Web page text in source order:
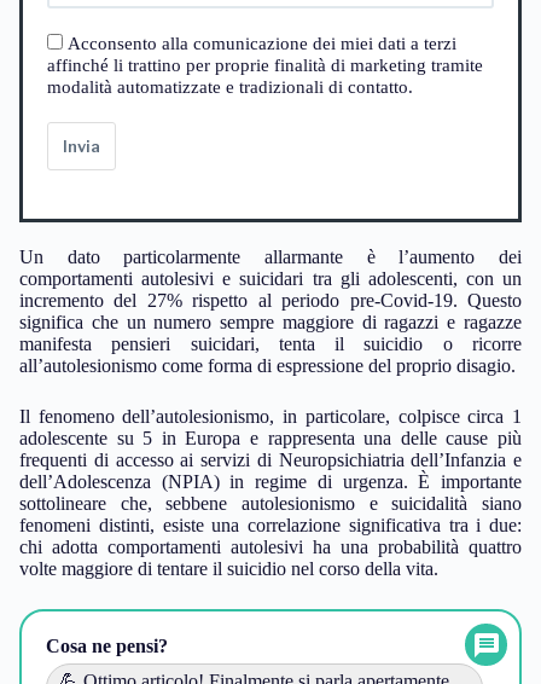
Acconsento alla comunicazione dei miei dati a terzi
affinché li trattino per proprie finalità di marketing tramite
modalità automatizzate e tradizionali di contatto.
Invia
Un dato particolarmente allarmante è l’aumento dei
comportamenti autolesivi e suicidari tra gli adolescenti, con un
incremento del 27% rispetto al periodo pre-Covid-19. Questo
significa che un numero sempre maggiore di ragazzi e ragazze
manifesta pensieri suicidari, tenta il suicidio o ricorre
all’autolesionismo come forma di espressione del proprio disagio.
Il fenomeno dell’autolesionismo, in particolare, colpisce circa 1
adolescente su 5 in Europa e rappresenta una delle cause più
frequenti di accesso ai servizi di Neuropsichiatria dell’Infanzia e
dell’Adolescenza (NPIA) in regime di urgenza. È importante
sottolineare che, sebbene autolesionismo e suicidalità siano
fenomeni distinti, esiste una correlazione significativa tra i due:
chi adotta comportamenti autolesivi ha una probabilità quattro
volte maggiore di tentare il suicidio nel corso della vita.
Cosa ne pensi?